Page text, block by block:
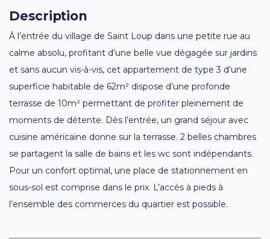
Description
À l’entrée du village de Saint Loup dans une petite rue au
calme absolu, profitant d’une belle vue dégagée sur jardins
et sans aucun vis-à-vis, cet appartement de type 3 d’une
superficie habitable de 62m² dispose d’une profonde
terrasse de 10m² permettant de profiter pleinement de
moments de détente. Dès l’entrée, un grand séjour avec
cuisine américaine donne sur la terrasse. 2 belles chambres
se partagent la salle de bains et les wc sont indépendants.
Pour un confort optimal, une place de stationnement en
sous-sol est comprise dans le prix. L’accès à pieds à
l’ensemble des commerces du quartier est possible.